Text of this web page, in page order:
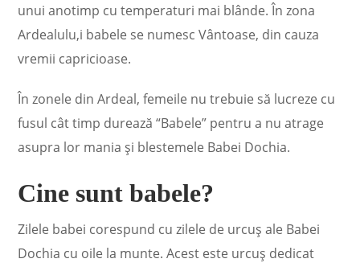
unui anotimp cu temperaturi mai blânde. În zona
Ardealulu,i babele se numesc Vântoase, din cauza
vremii capricioase.
În zonele din Ardeal, femeile nu trebuie să lucreze cu
fusul cât timp durează “Babele” pentru a nu atrage
asupra lor mania și blestemele Babei Dochia.
Cine sunt babele?
Zilele babei corespund cu zilele de urcuş ale Babei
Dochia cu oile la munte. Acest este urcuş dedicat